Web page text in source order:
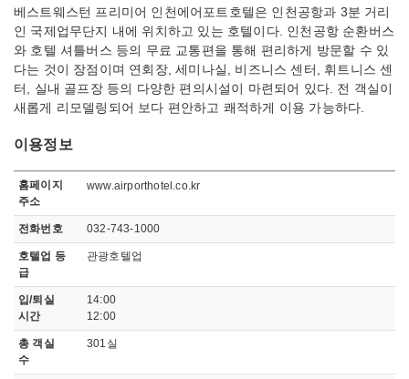
관
광
지
소
개
베스트웨스턴 프리미어 인천에어포트호텔은 인천공항과 3분 거리
인 국제업무단지 내에 위치하고 있는 호텔이다. 인천공항 순환버스
와 호텔 셔틀버스 등의 무료 교통편을 통해 편리하게 방문할 수 있
다는 것이 장점이며 연회장, 세미나실, 비즈니스 센터, 휘트니스 센
터, 실내 골프장 등의 다양한 편의시설이 마련되어 있다. 전 객실이
새롭게 리모델링되어 보다 편안하고 쾌적하게 이용 가능하다.
이용정보
홈페이지
주소
www.airporthotel.co.kr
전화번호 032-743-1000
호텔업 등
급
관광호텔업
입/퇴실
시간
14:00
12:00
총 객실
수
301실